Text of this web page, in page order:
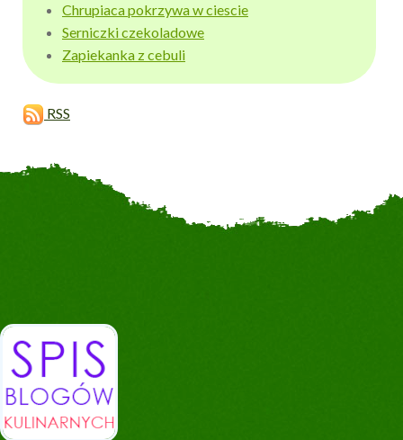
Chrupiaca pokrzywa w ciescie
Serniczki czekoladowe
Zapiekanka z cebuli
RSS